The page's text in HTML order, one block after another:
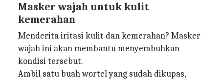
Masker wajah untuk kulit
kemerahan
Menderita iritasi kulit dan kemerahan? Masker
wajah ini akan membantu menyembuhkan
kondisi tersebut.
Ambil satu buah wortel yang sudah dikupas,